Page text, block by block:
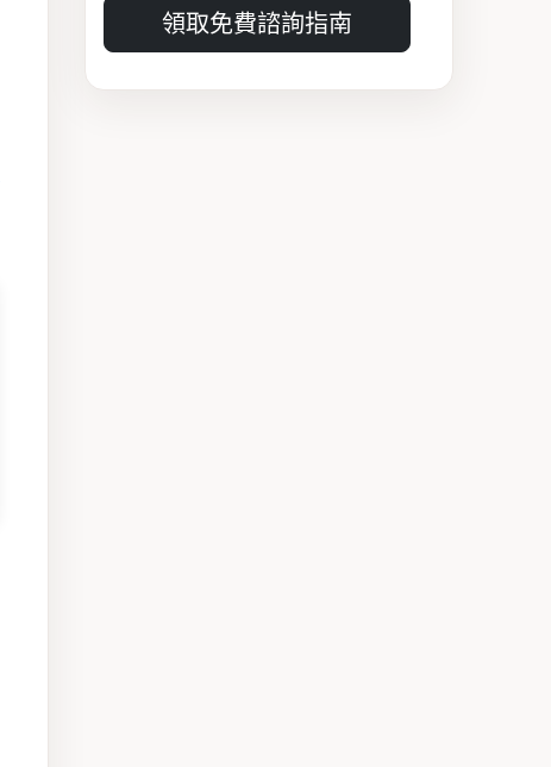
領取免費諮詢指南